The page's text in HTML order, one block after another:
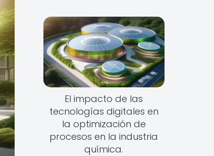
El impacto de las
tecnologías digitales en
la optimización de
procesos en la industria
química.